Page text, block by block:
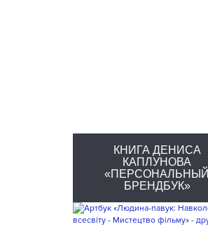
КНИГА ДЕНИСА
КАПЛУНОВА
«ПЕРСОНАЛЬНЫЙ
БРЕНДБУК»